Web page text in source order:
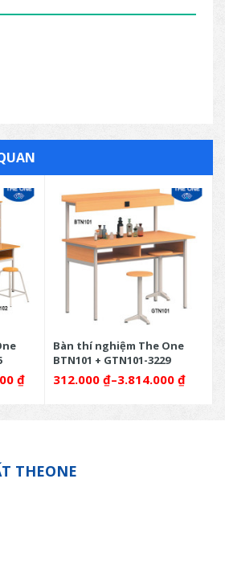
₫
Bàn thí nghiệm The One
BTN101 + GTN101-3229
312.000 ₫–3.814.000 ₫
THEONE